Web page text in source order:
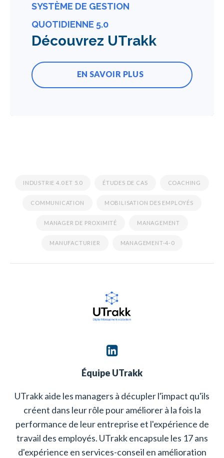
SYSTÈME DE GESTION
QUOTIDIENNE 5.0
Découvrez UTrakk
EN SAVOIR PLUS
INDUSTRIE 4.0 ET 5.0 ÉTUDES DE CAS COACHING
COMMUNICATION MOBILISATION DES EMPLOYÉS
MANAGER DE PROXIMITÉ MANAGEMENT
MANUFACTURIER MANAGEMENT-4-0
Équipe UTrakk
UTrakk aide les managers à décupler l'impact qu'ils
créent dans leur rôle pour améliorer à la fois la
performance de leur entreprise et l'expérience de
travail des employés. UTrakk encapsule les 17 ans
d'expérience en services-conseil en amélioration